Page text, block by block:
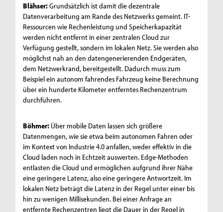
Blähser:Grundsätzlich ist damit die dezentrale
Datenverarbeitung am Rande des Netzwerks gemeint. IT-
Ressourcen wie Rechenleistung und Speicherkapazität
werden nicht entfernt in einer zentralen Cloud zur
Verfügung gestellt, sondern im lokalen Netz. Sie werden also
möglichst nah an den datengenerierenden Endgeräten,
dem Netzwerkrand, bereitgestellt. Dadurch muss zum
Beispiel ein autonom fahrendes Fahrzeug keine Berechnung
über ein hunderte Kilometer entferntes Rechenzentrum
durchführen.
Böhmer: Über mobile Daten lassen sich größere
Datenmengen, wie sie etwa beim autonomen Fahren oder
im Kontext von Industrie 4.0 anfallen, weder effektiv in die
Cloud laden noch in Echtzeit auswerten. Edge-Methoden
entlasten die Cloud und ermöglichen aufgrund ihrer Nähe
eine geringere Latenz, also eine geringere Antwortzeit. Im
lokalen Netz beträgt die Latenz in der Regel unter einer bis
hin zu wenigen Millisekunden. Bei einer Anfrage an
entfernte Rechenzentren liegt die Dauer in der Regel in